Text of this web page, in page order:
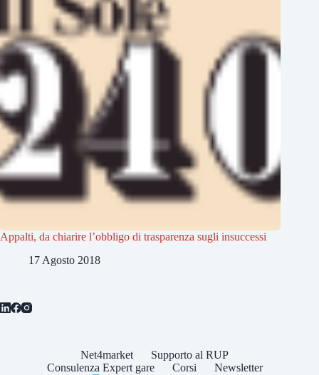
Appalti, da chiarire l’obbligo di trasparenza sugli insuccessi
17 Agosto 2018
Net4market
Supporto al RUP
Consulenza Expert gare
Corsi Newsletter